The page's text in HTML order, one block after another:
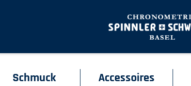
Schmuck Accessoires